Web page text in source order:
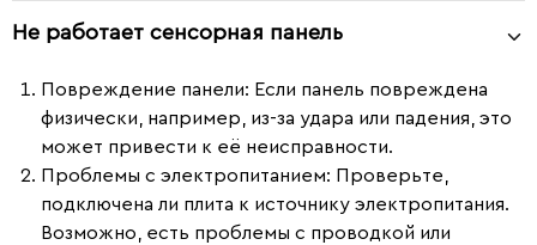
Не работает сенсорная панель
Повреждение панели: Если панель повреждена
физически, например, из-за удара или падения, это
может привести к её неисправности.
Проблемы с электропитанием: Проверьте,
подключена ли плита к источнику электропитания.
Возможно, есть проблемы с проводкой или